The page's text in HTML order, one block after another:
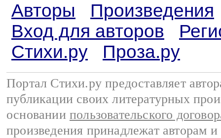
Авторы
Произведения
Вход для авторов
Стихи.ру
Проза.ру
Портал Стихи.ру предоставляет
публикации своих литературных
основании пользовательского
произведения принадлежат авторам